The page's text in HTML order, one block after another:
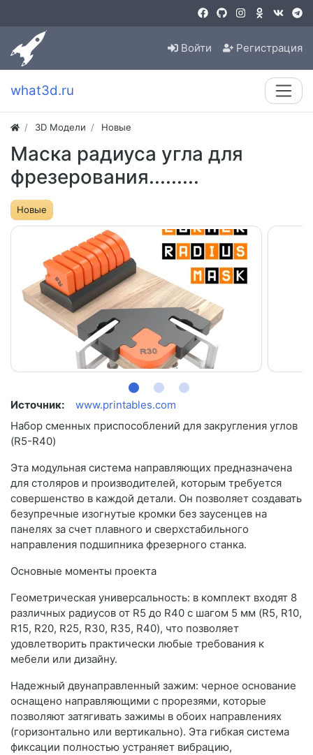
Войти Регистрация
what3d.ru
3D Модели Новые
Маска радиуса угла для
фрезерования.........
Новые
Источник:
www.printables.com
Набор сменных приспособлений для закругления углов
(R5-R40)
Эта модульная система направляющих предназначена
для столяров и производителей, которым требуется
совершенство в каждой детали. Он позволяет создавать
безупречные изогнутые кромки без заусенцев на
панелях за счет плавного и сверхстабильного
направления подшипника фрезерного станка.
Основные моменты проекта
Геометрическая универсальность: в комплект входят 8
различных радиусов от R5 до R40 с шагом 5 мм (R5, R10,
R15, R20, R25, R30, R35, R40), что позволяет
удовлетворить практически любые требования к
мебели или дизайну.
Надежный двунаправленный зажим: черное основание
оснащено направляющими с прорезями, которые
позволяют затягивать зажимы в обоих направлениях
(горизонтально или вертикально). Эта гибкая система
фиксации полностью устраняет вибрацию,